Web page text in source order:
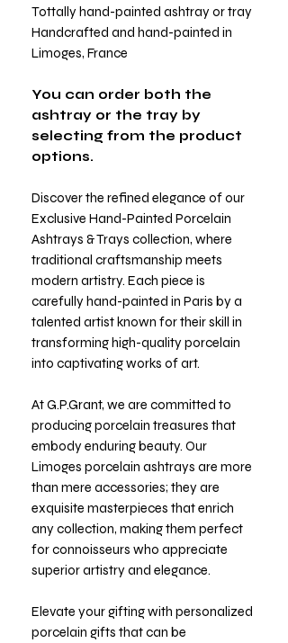
Tottally hand-painted ashtray or tray
Handcrafted and hand-painted in
Limoges, France
You can order both the
ashtray or the tray by
selecting from the product
options.
Discover the refined elegance of our
Exclusive Hand-Painted Porcelain
Ashtrays & Trays collection, where
traditional craftsmanship meets
modern artistry. Each piece is
carefully hand-painted in Paris by a
talented artist known for their skill in
transforming high-quality porcelain
into captivating works of art.
At G.P.Grant, we are committed to
producing porcelain treasures that
embody enduring beauty. Our
Limoges porcelain ashtrays are more
than mere accessories; they are
exquisite masterpieces that enrich
any collection, making them perfect
for connoisseurs who appreciate
superior artistry and elegance.
Elevate your gifting with personalized
porcelain gifts that can be